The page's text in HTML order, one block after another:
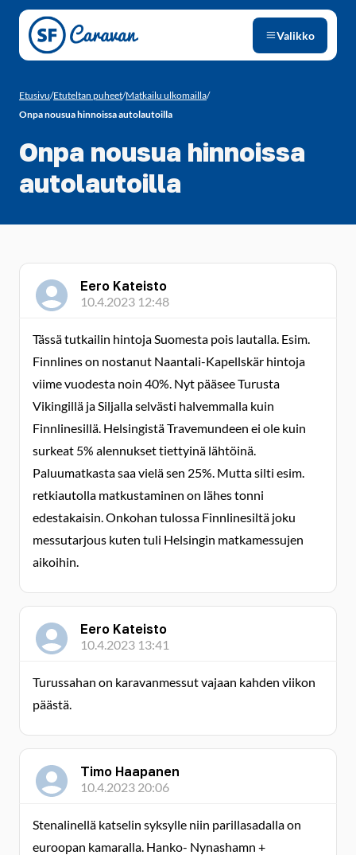
Siirry sivun sisältöön
Valikko
Etusivu/Etuteltan puheet/Matkailu ulkomailla/
Onpa nousua hinnoissa autolautoilla
Onpa nousua hinnoissa
autolautoilla
Eero Kateisto
10.4.2023 12:48
Tässä tutkailin hintoja Suomesta pois lautalla. Esim.
Finnlines on nostanut Naantali-Kapellskär hintoja
viime vuodesta noin 40%. Nyt pääsee Turusta
Vikingillä ja Siljalla selvästi halvemmalla kuin
Finnlinesillä. Helsingistä Travemundeen ei ole kuin
surkeat 5% alennukset tiettyinä lähtöinä.
Paluumatkasta saa vielä sen 25%. Mutta silti esim.
retkiautolla matkustaminen on lähes tonni
edestakaisin. Onkohan tulossa Finnlinesiltä joku
messutarjous kuten tuli Helsingin matkamessujen
aikoihin.
Eero Kateisto
10.4.2023 13:41
Turussahan on karavanmessut vajaan kahden viikon
päästä.
Timo Haapanen
10.4.2023 20:06
Stenalinellä katselin syksylle niin parillasadalla on
euroopan kamaralla. Hanko- Nynashamn +